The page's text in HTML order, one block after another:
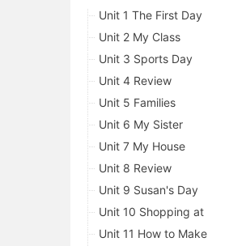
Unit 1 The First Day
Unit 2 My Class
Unit 3 Sports Day
Unit 4 Review
Unit 5 Families
Unit 6 My Sister
Unit 7 My House
Unit 8 Review
Unit 9 Susan's Day
Unit 10 Shopping at
Unit 11 How to Make